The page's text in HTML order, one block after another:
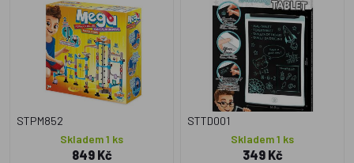
STPM852
Skladem 1 ks
849 Kč
STTD001
Skladem 1 ks
349 Kč